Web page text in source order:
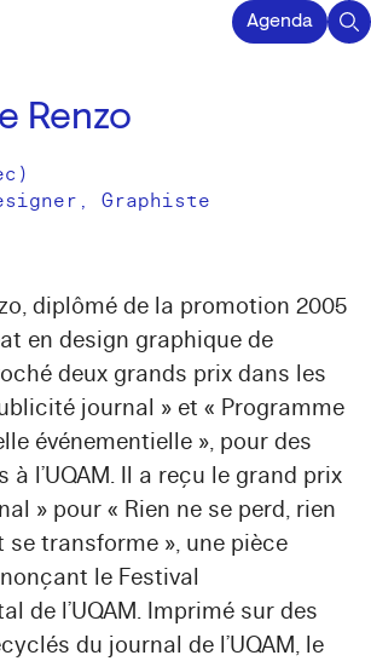
Agenda
Renzo
Graphiste
diplômé de la promotion 2005
en design graphique de
deux grands prix dans les
journal » et « Programme
événementielle », pour des
à l’UQAM. Il a reçu le grand prix
» pour « Rien ne se perd, rien
se transforme », une pièce
le Festival
de l’UQAM. Imprimé sur des
du journal de l’UQAM, le